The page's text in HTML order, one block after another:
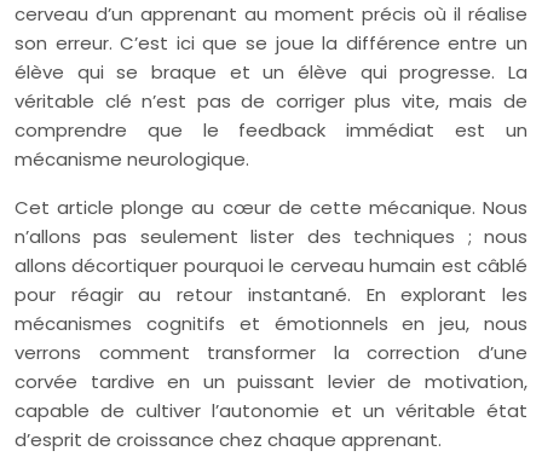
cerveau d’un apprenant au moment précis où il réalise
son erreur. C’est ici que se joue la différence entre un
élève qui se braque et un élève qui progresse. La
véritable clé n’est pas de corriger plus vite, mais de
comprendre que le feedback immédiat est un
mécanisme neurologique.
Cet article plonge au cœur de cette mécanique. Nous
n’allons pas seulement lister des techniques ; nous
allons décortiquer pourquoi le cerveau humain est câblé
pour réagir au retour instantané. En explorant les
mécanismes cognitifs et émotionnels en jeu, nous
verrons comment transformer la correction d’une
corvée tardive en un puissant levier de motivation,
capable de cultiver l’autonomie et un véritable état
d’esprit de croissance chez chaque apprenant.